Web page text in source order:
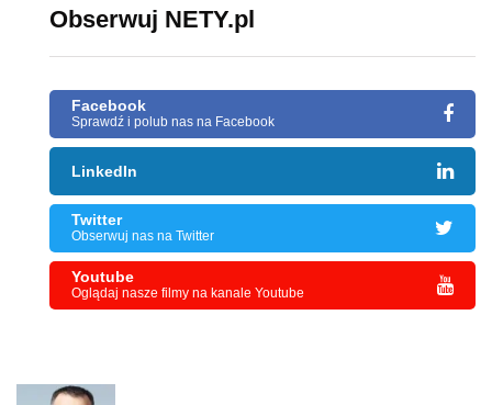
Obserwuj NETY.pl
Facebook
Sprawdź i polub nas na Facebook
LinkedIn
Twitter
Obserwuj nas na Twitter
Youtube
Oglądaj nasze filmy na kanale Youtube